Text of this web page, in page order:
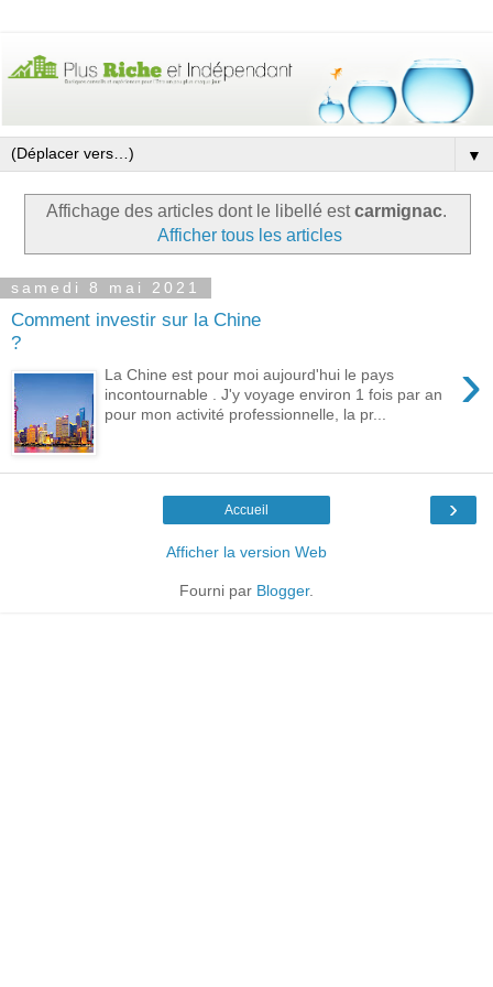
▼
Affichage des articles dont le libellé estcarmignac.
Afficher tous les articles
samedi 8 mai 2021
Comment investir sur la Chine
?
›
La Chine est pour moi aujourd'hui le pays
incontournable . J'y voyage environ 1 fois par an
pour mon activité professionnelle, la pr...
›
Accueil
Afficher la version Web
Fourni par Blogger.